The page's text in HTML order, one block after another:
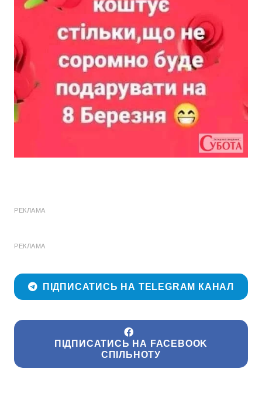
РЕКЛАМА
РЕКЛАМА
ПІДПИСАТИСЬ НА TELEGRAM КАНАЛ
ПІДПИСАТИСЬ НА FACEBOOK
СПІЛЬНОТУ